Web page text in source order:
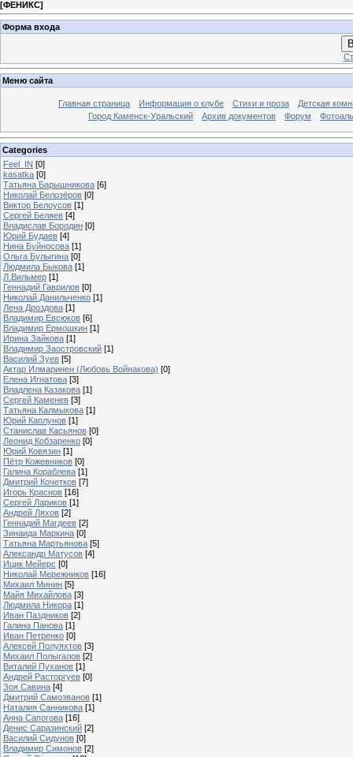
[ФЕНИКС]
Форма входа
Меню сайта
Главная страница Информация о клубе Стихи и проза
Детская
Город Каменск-Уральский
Архив документов Форум
Categories
Feel_IN [0]
kasatka [0]
Татьяна Барышникова [6]
Николай Белозёров [0]
Виктор Белоусов [1]
Сергей Беляев [4]
Владислав Бородин [0]
Юрий Будаев [4]
Нина Буйносова [1]
Ольга Булыгина [0]
Людмила Быкова [1]
Л.Вильмер [1]
Геннадий Гаврилов [0]
Николай Данильченко [1]
Лена Дроздова [1]
Владимир Евсюков [6]
Владимир Ермошкин [1]
Ирина Зайкова [1]
Владимир Заостровский [1]
Василий Зуев [5]
Актар Илмаринен (Любовь Войнакова) [0]
Елена Игнатова [3]
Владлена Казакова [1]
Сергей Каменев [3]
Татьяна Калмыкова [1]
Юрий Каплунов [1]
Станислав Касьянов [0]
Леонид Кобзаренко [0]
Юрий Ковязин [1]
Пётр Кожевников [0]
Галина Кораблева [1]
Дмитрий Кочетков [7]
Игорь Краснов [16]
Сергей Лариков [1]
Андрей Ляхов [2]
Геннадий Магдеев [2]
Зинаида Маркина [0]
Татьяна Мартьянова [5]
Александр Матусов [4]
Ицик Мейерс [0]
Николай Мережников [16]
Михаил Минин [5]
Майя Михайлова [3]
Людмила Никора [1]
Иван Паздников [2]
Галина Панова [1]
Иван Петренко [0]
Алексей Полуяхтов [3]
Михаил Полыгалов [2]
Виталий Пуханов [1]
Андрей Расторгуев [0]
Зоя Савина [4]
Дмитрий Самозванов [1]
Наталия Санникова [1]
Анна Сапогова [16]
Денис Саразинский [2]
Василий Сидунов [0]
Владимир Симонов [2]